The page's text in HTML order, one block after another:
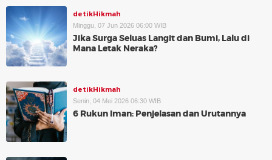
detikHikmah
Minggu, 07 Jun 2026 06:00 WIB
Jika Surga Seluas Langit dan Bumi, Lalu di
Mana Letak Neraka?
detikHikmah
Senin, 04 Mei 2026 06:30 WIB
6 Rukun Iman: Penjelasan dan Urutannya